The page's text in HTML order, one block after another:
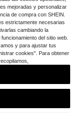
mejoradas y personalizar
de compra con SHEIN.
estrictamente necesarias
cambiando la
del sitio web.
y para ajustar tus
cookies". Para obtener